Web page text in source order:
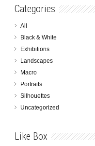
Categories
All
Black & White
Exhibitions
Landscapes
Macro
Portraits
Silhouettes
Uncategorized
Like Box